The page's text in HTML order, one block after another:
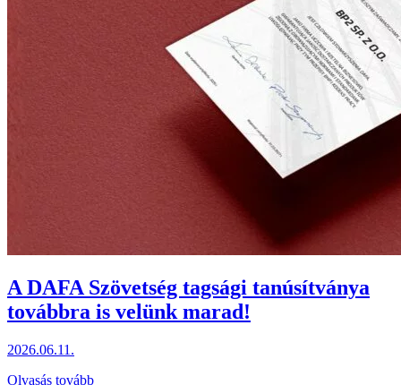
A DAFA Szövetség tagsági tanúsítványa
továbbra is velünk marad!
2026.06.11.
Olvasás tovább